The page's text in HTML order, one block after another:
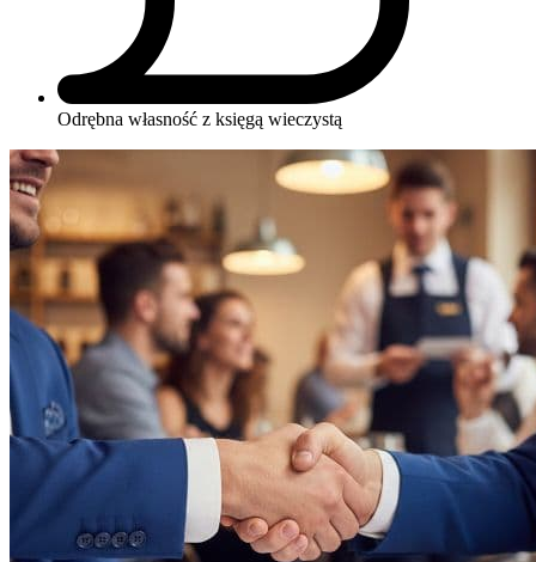
Odrębna własność z księgą wieczystą